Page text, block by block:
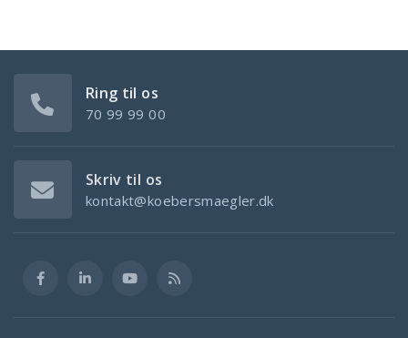
Ring til os
70 99 99 00
Skriv til os
kontakt@koebersmaegler.dk